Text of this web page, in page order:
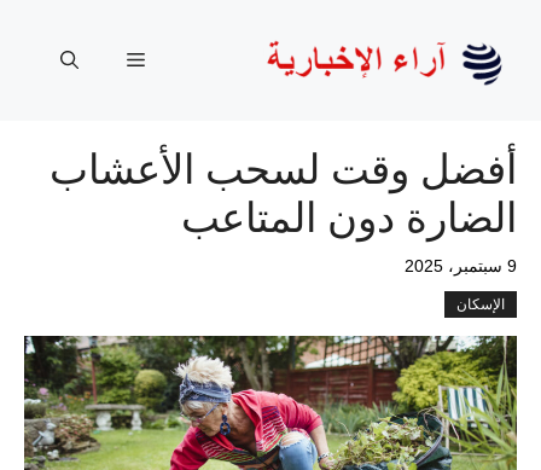
المحتوى
القائمة
أفضل وقت لسحب الأعشاب
الضارة دون المتاعب
9 سبتمبر، 2025
الإسكان